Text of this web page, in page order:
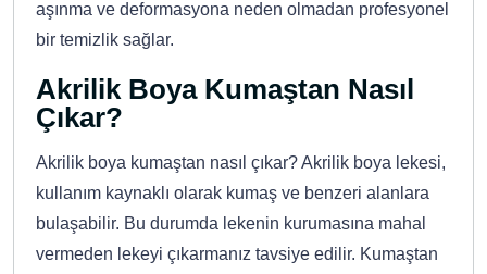
aşınma ve deformasyona neden olmadan profesyonel
bir temizlik sağlar.
Akrilik Boya Kumaştan Nasıl
Çıkar?
Akrilik boya kumaştan nasıl çıkar? Akrilik boya lekesi,
kullanım kaynaklı olarak kumaş ve benzeri alanlara
bulaşabilir. Bu durumda lekenin kurumasına mahal
vermeden lekeyi çıkarmanız tavsiye edilir. Kumaştan